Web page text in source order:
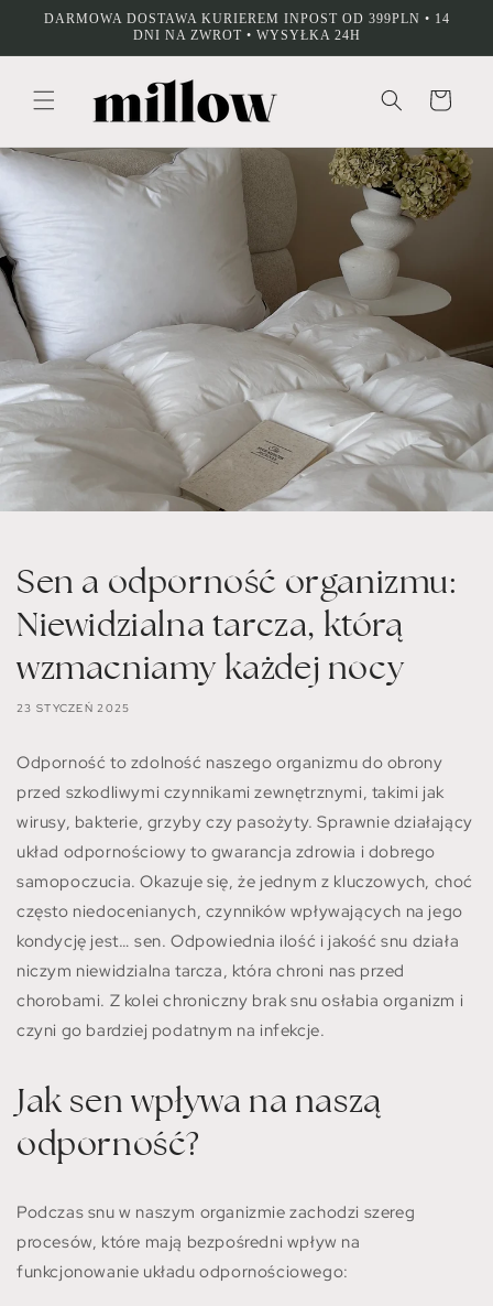
do
DARMOWA DOSTAWA KURIEREM INPOST OD 399PLN • 14
DNI NA ZWROT • WYSYŁKA 24H
Koszyk
Sen a odporność organizmu:
Niewidzialna tarcza, którą
wzmacniamy każdej nocy
23 STYCZEŃ 2025
Odporność to zdolność naszego organizmu do obrony
przed szkodliwymi czynnikami zewnętrznymi, takimi jak
wirusy, bakterie, grzyby czy pasożyty. Sprawnie działający
układ odpornościowy to gwarancja zdrowia i dobrego
samopoczucia. Okazuje się, że jednym z kluczowych, choć
często niedocenianych, czynników wpływających na jego
kondycję jest… sen. Odpowiednia ilość i jakość snu działa
niczym niewidzialna tarcza, która chroni nas przed
chorobami. Z kolei chroniczny brak snu osłabia organizm i
czyni go bardziej podatnym na infekcje.
Jak sen wpływa na naszą
odporność?
Podczas snu w naszym organizmie zachodzi szereg
procesów, które mają bezpośredni wpływ na
funkcjonowanie układu odpornościowego: